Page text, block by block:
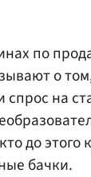
по
о
спрос на
до этого
бачки.